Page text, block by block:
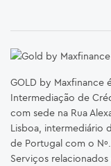
GOLD by Maxfinance
Intermediação de
com sede na Rua
Lisboa, intermediário
de Portugal com o Nº.
Serviços